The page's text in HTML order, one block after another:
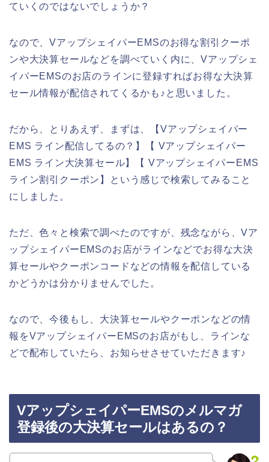
ていくのではないでしょうか？
なので、VアップシェイパーEMSのお得な割引クーポ
ンや大決算セールなどを調べていく内に、Vアップシェ
イパーEMSのお店のラインに登録すればお得な大決算
セール情報が配信されてくるかも♪と思いました。
だから、とりあえず、まずは、【Vアップシェイパー
EMS ライン配信してるの？】【 Vアップシェイパー
EMS ライン大決算セール】【 VアップシェイパーEMS
ライン割引クーポン】という感じで検索してみること
にしました。
ただ、色々と検索で調べたのですが、残念ながら、Vア
ップシェイパーEMSのお店がラインなどでお得な大決
算セールやクーポンコードなどの情報を配信している
かどうかは分かりませんでした。
なので、今後もし、大決算セールやクーポンなどの情
報をVアップシェイパーEMSのお店がもし、ラインな
どで配布していたら、お知らせさせていただきます♪
VアップシェイパーEMSのメルマガ
登録後の大決算セールはあるの？